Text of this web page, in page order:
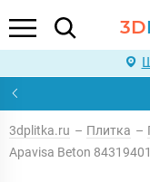
3D
3dplitka.ru – Плитка –
Apavisa Beton